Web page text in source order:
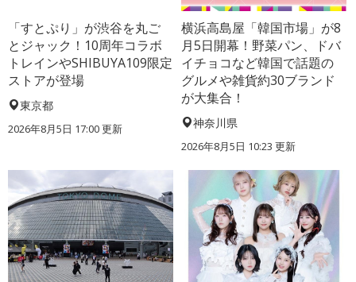
「すとぷり」が渋谷を丸ご
とジャック！10周年コラボ
トレインやSHIBUYA109限定
ストアが登場
東京都
2026年8月5日 17:00更新
横浜高島屋「韓国市場」が8
月5日開幕！野菜パン、ドバ
イチョコなど韓国で話題の
グルメや雑貨約30ブランド
が大集合！
神奈川県
2026年8月5日 10:23 更新